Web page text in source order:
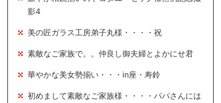
影4
美の匠ガラス工房弟子丸様・・・・祝
素敵なご家族で。。仲良し御夫婦とよかにせ君
華やかな美女勢揃い・・・in座・寿鈴
初めまして素敵なご家族様・・・・パパさんには